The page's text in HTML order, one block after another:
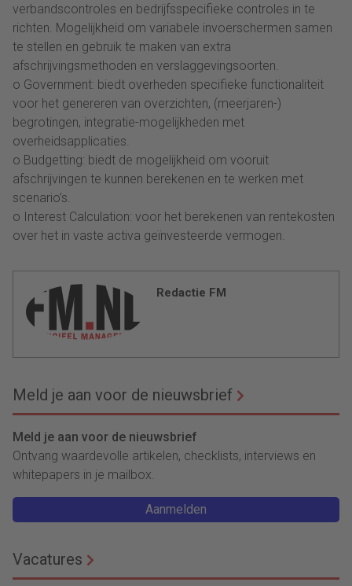
verbandscontroles en bedrijfsspecifieke controles in te
richten. Mogelijkheid om variabele invoerschermen samen
te stellen en gebruik te maken van extra
afschrijvingsmethoden en verslaggevingsoorten.
o Government: biedt overheden specifieke functionaliteit
voor het genereren van overzichten, (meerjaren-)
begrotingen, integratie-mogelijkheden met
overheidsapplicaties.
o Budgetting: biedt de mogelijkheid om vooruit
afschrijvingen te kunnen berekenen en te werken met
scenario’s.
o Interest Calculation: voor het berekenen van rentekosten
over het in vaste activa geïnvesteerde vermogen.
Redactie FM
Meld je aan voor de nieuwsbrief
Meld je aan voor de nieuwsbrief
Ontvang waardevolle artikelen, checklists, interviews en
whitepapers in je mailbox.
Aanmelden
Vacatures